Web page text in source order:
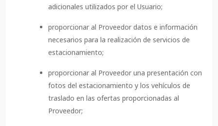
adicionales utilizados por el Usuario;
proporcionar al Proveedor datos e información
necesarios para la realización de servicios de
estacionamiento;
proporcionar al Proveedor una presentación con
fotos del estacionamiento y los vehículos de
traslado en las ofertas proporcionadas al
Proveedor;